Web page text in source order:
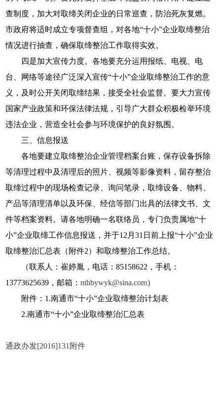
查制度，加大对取缔关闭企业的日常巡查，防治死灰复燃。
市政府将适时成立专项督查组，对各地“十小”企业取缔整治
情况进行抽查，确保取缔整治工作取得实效。
四是加大宣传力度。各地要充分运用报纸、电视、电
台、网络等途径广泛深入宣传“十小”企业取缔整治工作的意
义，及时公开关闭取缔结果，接受全社会监督。要大力宣传
国家产业政策和环保法律法规，引导广大群众积极检举环境
违法企业，营造全社会参与环境保护的良好氛围。
三、信息报送
各地要建立取缔整治企业管理档案台账，保存设备拆除
等清理过程中及清理后的照片、视频等影像资料，留存整治
取缔过程中的现场检查记录、询问笔录，取缔设备、物料、
产品等清理清单以及环保、经信等部门出具的法律文书、文
件等档案资料。请各地明确一名联络员，专门负责属地“十
小”企业取缔工作信息报送，并于12月31日前上报“十小”企业
取缔整治汇总表（附件2）和取缔整治工作总结。
（联系人：崔婷胤，电话：85158622，手机：
13773625639，邮箱：nthbywyk@sina.com）
附件：1.南通市“十小”企业取缔整治计划表
2.南通市“十小”企业取缔整治汇总表
通政办发[2016]131附件